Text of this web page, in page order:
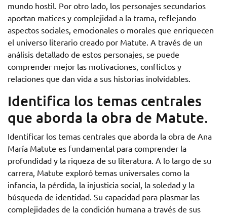
mundo hostil. Por otro lado, los personajes secundarios
aportan matices y complejidad a la trama, reflejando
aspectos sociales, emocionales o morales que enriquecen
el universo literario creado por Matute. A través de un
análisis detallado de estos personajes, se puede
comprender mejor las motivaciones, conflictos y
relaciones que dan vida a sus historias inolvidables.
Identifica los temas centrales
que aborda la obra de Matute.
Identificar los temas centrales que aborda la obra de Ana
María Matute es fundamental para comprender la
profundidad y la riqueza de su literatura. A lo largo de su
carrera, Matute exploró temas universales como la
infancia, la pérdida, la injusticia social, la soledad y la
búsqueda de identidad. Su capacidad para plasmar las
complejidades de la condición humana a través de sus